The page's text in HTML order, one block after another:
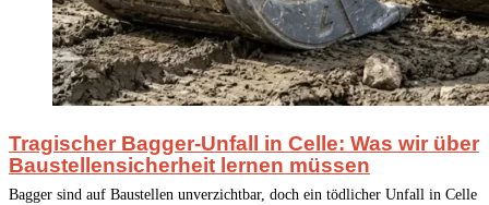
Tragischer Bagger-Unfall in Celle: Was wir über
Baustellensicherheit lernen müssen
Bagger sind auf Baustellen unverzichtbar, doch ein tödlicher Unfall in Celle